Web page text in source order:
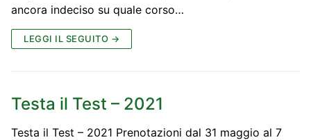
ancora indeciso su quale corso…
LEGGI IL SEGUITO →
Testa il Test – 2021
Testa il Test – 2021 Prenotazioni dal 31 maggio al 7